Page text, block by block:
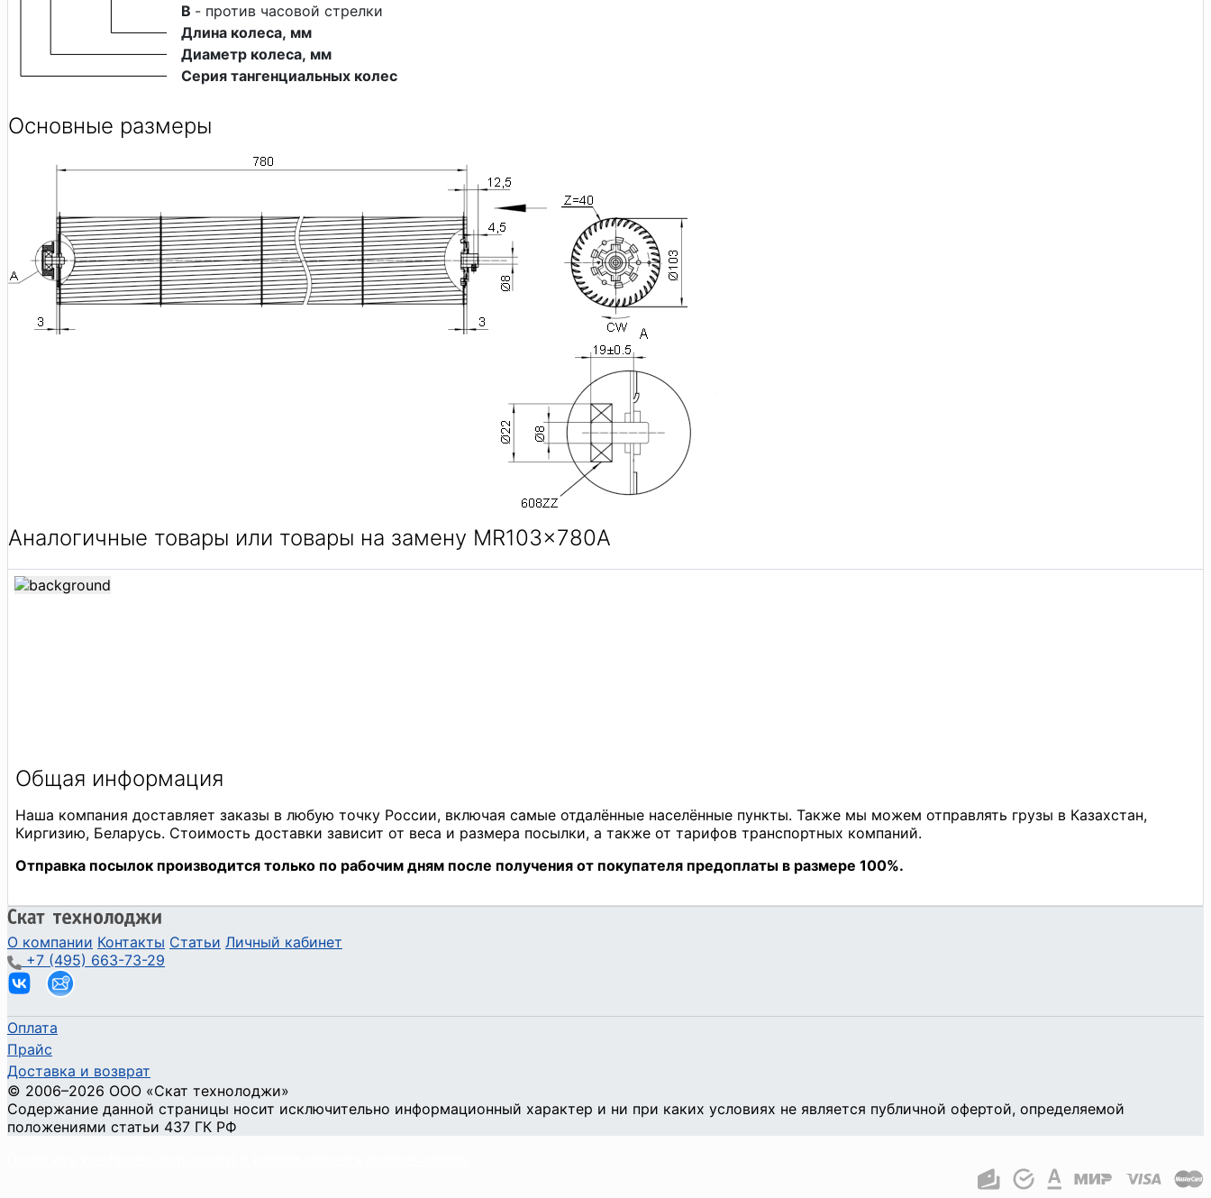
B - против часовой стрелки
Длина колеса, мм
Диаметр колеса, мм
Серия тангенциальных колес
Основные размеры
Аналогичные товары или товары на замену MR103x780A
О компании Контакты Статьи Личный кабинет
+7 (495) 663-73-29
Оплата
Прайс
Доставка и возврат
© 2006–2026 ООО «Скат технолоджи»
Содержание данной страницы носит исключительно информационный характер и ни при каких условиях не является публичной офертой, определяемой
положениями статьи 437 ГК РФ